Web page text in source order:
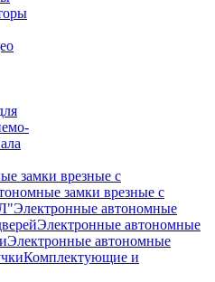
замки врезные с
замки врезные с
Электронные автономные
Электронные автономные
Электронные автономные
Комплектующие и